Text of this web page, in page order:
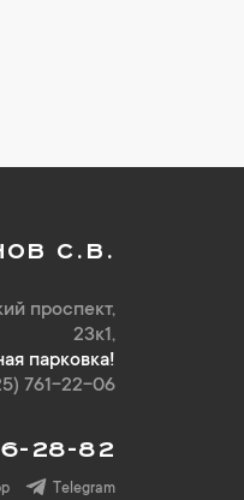
С.В.
проспект,
23к1,
парковка!
761-22-06
28-82
Telegram